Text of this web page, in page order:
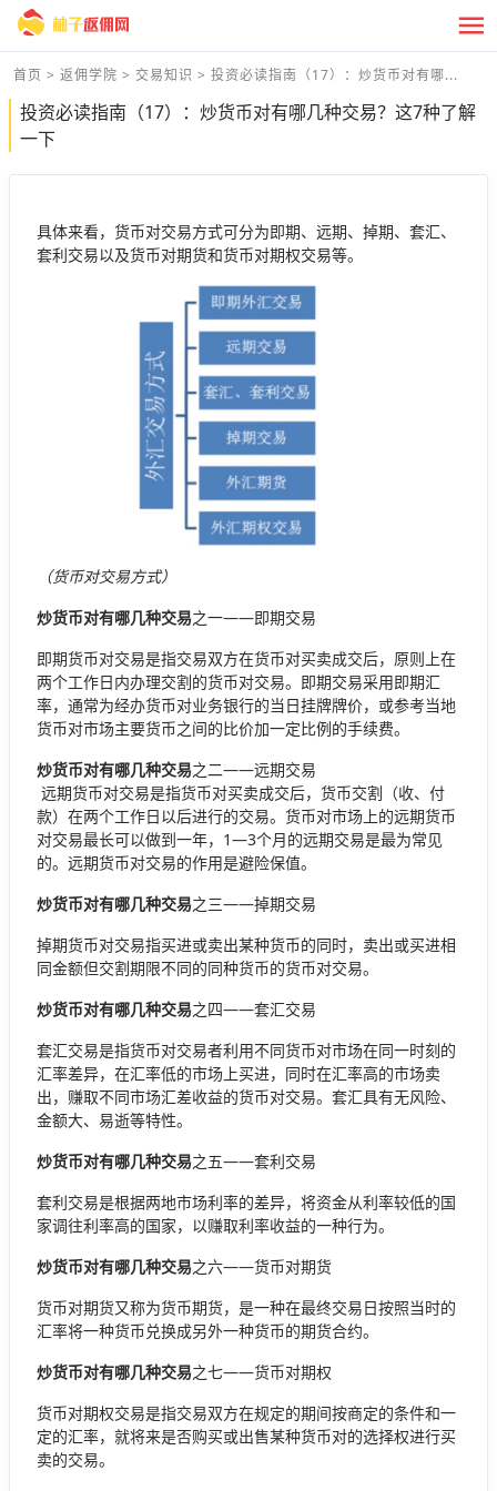
首页 > 返佣学院 > 交易知识 > 投资必读指南（17）：炒货币对有哪...
投资必读指南（17）：炒货币对有哪几种交易？这7种了解
一下
具体来看，货币对交易方式可分为即期、远期、掉期、套汇、
套利交易以及货币对期货和货币对期权交易等。
（货币对交易方式）
炒货币对有哪几种交易之一——即期交易
即期货币对交易是指交易双方在货币对买卖成交后，原则上在
两个工作日内办理交割的货币对交易。即期交易采用即期汇
率，通常为经办货币对业务银行的当日挂牌牌价，或参考当地
货币对市场主要货币之间的比价加一定比例的手续费。
炒货币对有哪几种交易之二——远期交易
远期货币对交易是指货币对买卖成交后，货币交割（收、付
款）在两个工作日以后进行的交易。货币对市场上的远期货币
对交易最长可以做到一年，1—3个月的远期交易是最为常见
的。远期货币对交易的作用是避险保值。
炒货币对有哪几种交易之三——掉期交易
掉期货币对交易指买进或卖出某种货币的同时，卖出或买进相
同金额但交割期限不同的同种货币的货币对交易。
炒货币对有哪几种交易之四——套汇交易
套汇交易是指货币对交易者利用不同货币对市场在同一时刻的
汇率差异，在汇率低的市场上买进，同时在汇率高的市场卖
出，赚取不同市场汇差收益的货币对交易。套汇具有无风险、
金额大、易逝等特性。
炒货币对有哪几种交易之五——套利交易
套利交易是根据两地市场利率的差异，将资金从利率较低的国
家调往利率高的国家，以赚取利率收益的一种行为。
炒货币对有哪几种交易之六——货币对期货
货币对期货又称为货币期货，是一种在最终交易日按照当时的
汇率将一种货币兑换成另外一种货币的期货合约。
炒货币对有哪几种交易之七——货币对期权
货币对期权交易是指交易双方在规定的期间按商定的条件和一
定的汇率，就将来是否购买或出售某种货币对的选择权进行买
卖的交易。